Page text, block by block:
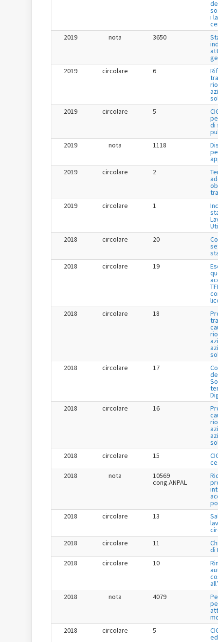
i
2019
nota 3650
2019
circolare 6
2019
circolare 5
di
2019
nota 1118
2019
circolare 2
2019
circolare 1
2018
circolare 20
2018
circolare 19
2018
circolare 18
2018
circolare 17
2018
circolare 16
2018
circolare 15
2018
nota 10569
cong.ANPAL
2018
circolare 13
2018
circolare 11
di
2018
circolare 10
2018
nota 4079
2018
circolare 5